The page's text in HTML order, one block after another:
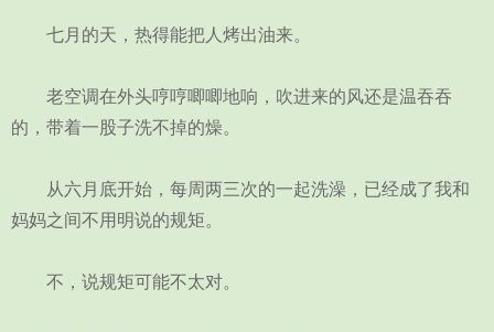
七月的天，热得能把人烤出油来。
老空调在外头哼哼唧唧地响，吹进来的风还是温吞吞
的，带着一股子洗不掉的燥。
从六月底开始，每周两三次的一起洗澡，已经成了我和
妈妈之间不用明说的规矩。
不，说规矩可能不太对。